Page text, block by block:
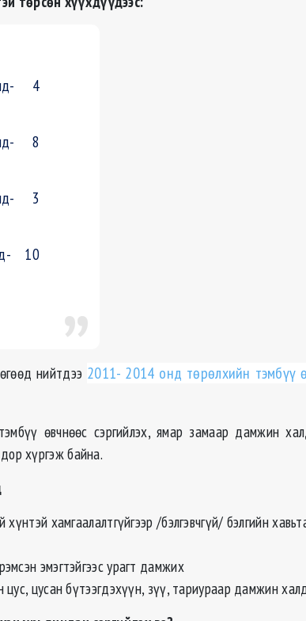
4
8
3
10
нийтдээ 2011- 2014 онд төрөлхийн тэмбүү
өвчнөөс сэргийлэх, ямар замаар дамжин
хүргэж байна.
хүнтэй хамгаалалтгүйгээр /бэлгэвчгүй/ бэлгийн
эмэгтэйгээс урагт дамжих
цус, цусан бүтээгдэхүүн, зүү, тариураар дамжин